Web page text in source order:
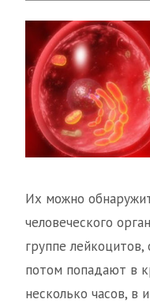
Их можно
человеческого
группе
потом попадают в
несколько часов, в